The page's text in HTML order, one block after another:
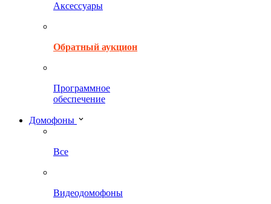
Аксессуары
Обратный аукцион
Программное
обеспечение
Домофоны
Все
Видеодомофоны